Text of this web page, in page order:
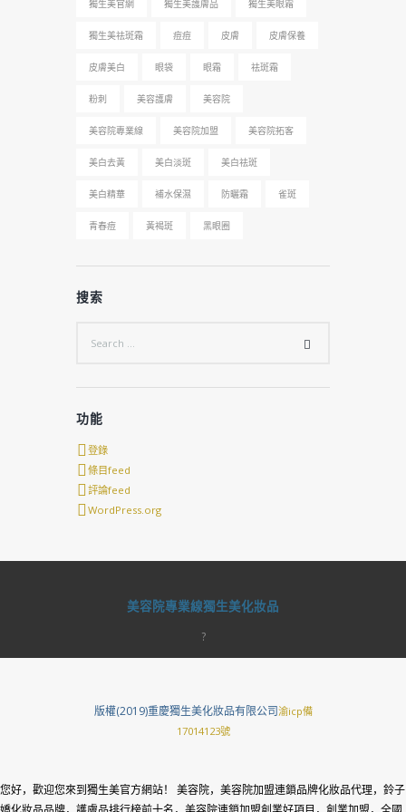
獨生美官網 獨生美護膚品 獨生美眼霜
獨生美祛斑霜 痘痘 皮膚 皮膚保養
皮膚美白 眼袋 眼霜 祛斑霜
粉刺 美容護膚 美容院
美容院專業線 美容院加盟 美容院拓客
美白去黃 美白淡斑 美白祛斑
美白精華 補水保濕 防曬霜 雀斑
青春痘 黃褐斑 黑眼圈
搜索
功能
登錄
條目feed
評論feed
WordPress.org
美容院專業線獨生美化妝品
?
版權(2019)重慶獨生美化妝品有限公司渝icp備
17014123號
您好，歡迎您來到獨生美官方網站！ 美容院，美容院加盟連鎖品牌化妝品代理，鈴子